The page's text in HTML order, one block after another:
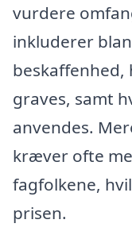
vurdere
inkluderer
graves, samt
anvendes.
kræver ofte
fagfolkene,
prisen.